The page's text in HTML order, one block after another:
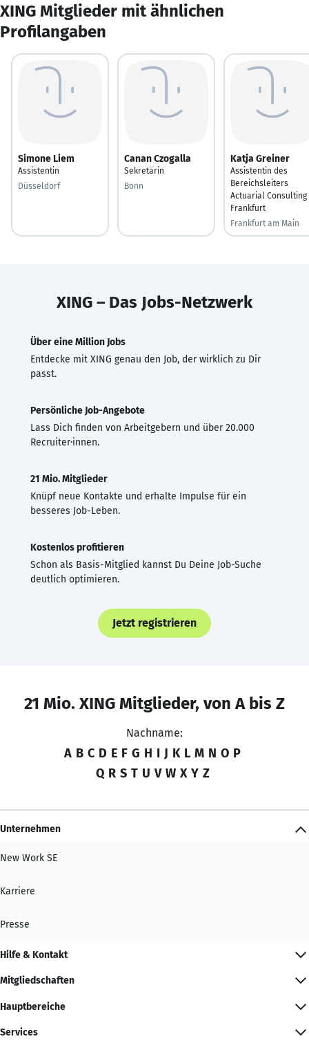
XING Mitglieder mit ähnlichen
Profilangaben
Simone Liem
Assistentin
Düsseldorf
Canan Czogalla
Sekretärin
Bonn
Katja Greiner
Assistentin des
Bereichsleiters
Actuarial Consulting
Frankfurt
Frankfurt am Main
XING – Das Jobs-Netzwerk
Über eine Million Jobs
Entdecke mit XING genau den Job, der wirklich zu Dir
passt.
Persönliche Job-Angebote
Lass Dich finden von Arbeitgebern und über 20.000
Recruiter·innen.
21 Mio. Mitglieder
Knüpf neue Kontakte und erhalte Impulse für ein
besseres Job-Leben.
Kostenlos profitieren
Schon als Basis-Mitglied kannst Du Deine Job-Suche
deutlich optimieren.
Jetzt registrieren
21 Mio. XING Mitglieder, von A bis Z
Nachname:
A B C D E F G H I J K L M N O P
Q R S T U V W X Y Z
Unternehmen
New Work SE
Karriere
Presse
Hilfe & Kontakt
Mitgliedschaften
Hauptbereiche
Services